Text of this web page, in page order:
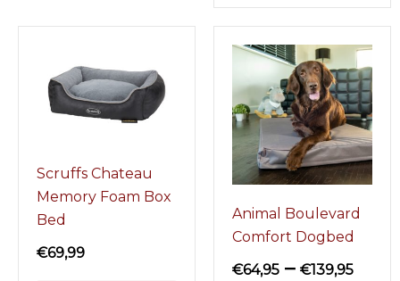
Scruffs Chateau
Memory Foam Box
Bed
€69,99
Animal Boulevard
Comfort Dogbed
€64,95 – €139,95